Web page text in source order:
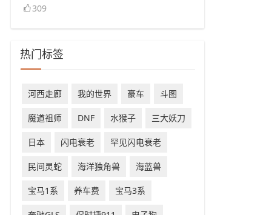
309
热门标签
​河西走廊 ​我的世界 豪车 斗图
​魔道祖师 ​DNF 水猴子 三大妖刀
日本 闪电衰老 罕见闪电衰老
民间灵蛇 海洋独角兽 ​海蓝兽
宝马1系 养车费 宝马3系